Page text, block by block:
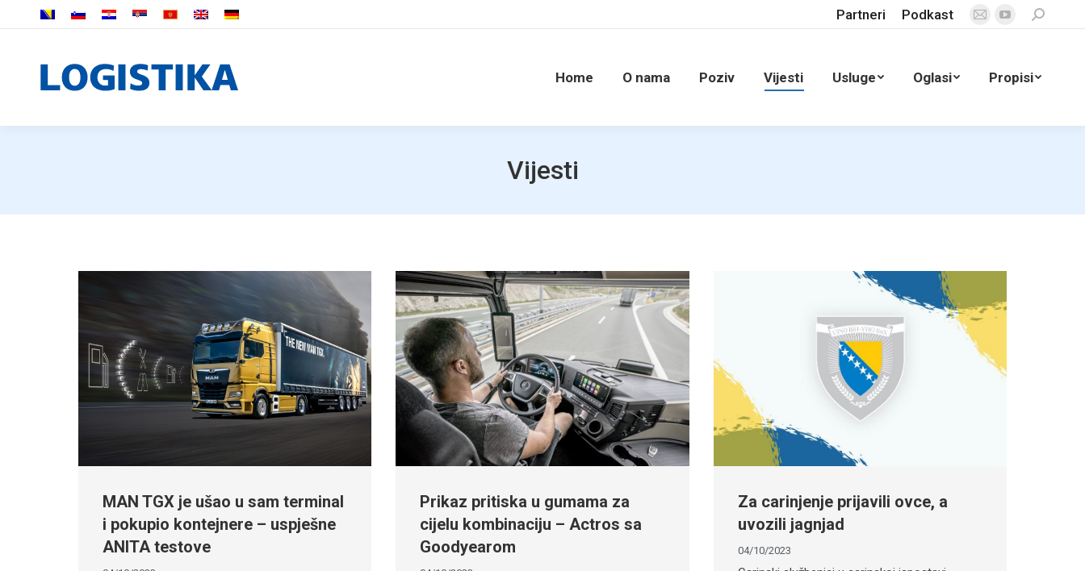
Partneri Podkast
Mail
window
YouTube
in
window
Search:
Home O nama Poziv Vijesti Usluge Oglasi Propisi
Vijesti
MAN TGX je ušao u sam terminal
i pokupio kontejnere – uspješne
ANITA testove
Prikaz pritiska u gumama za
cijelu kombinaciju – Actros sa
Goodyearom
Za carinjenje prijavili ovce, a
uvozili jagnjad
04/10/2023